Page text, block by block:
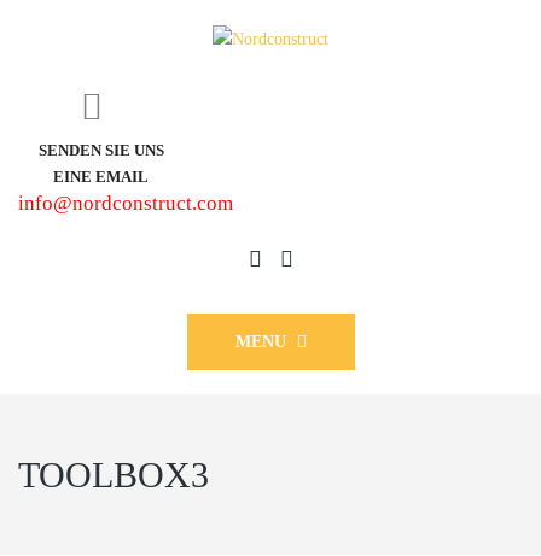
SENDEN SIE UNS
EINE EMAIL
info@nordconstruct.com
MENU
TOOLBOX3